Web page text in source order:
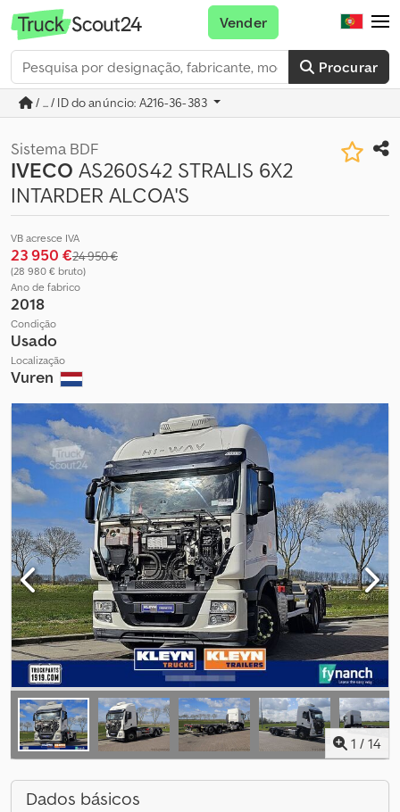
Procurar
Vender
/ ... / ID do anúncio: A216-36-383
Sistema BDF
IVECO AS260S42 STRALIS 6X2
INTARDER ALCOA'S
VB acresce IVA
23 950 €24 950 €
(28 980 € bruto)
Ano de fabrico
2018
Condição
Usado
Localização
Vuren
1 / 14
Dados básicos